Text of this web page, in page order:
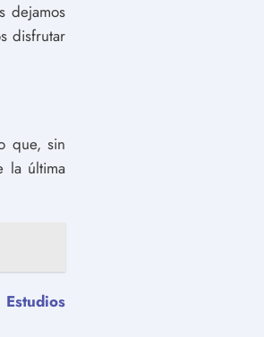
dejamos
disfrutar
que, sin
la última
Estudios